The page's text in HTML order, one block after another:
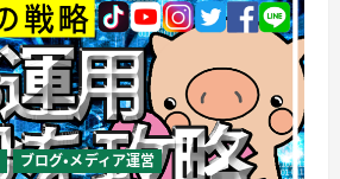
ブログ・メディア運営